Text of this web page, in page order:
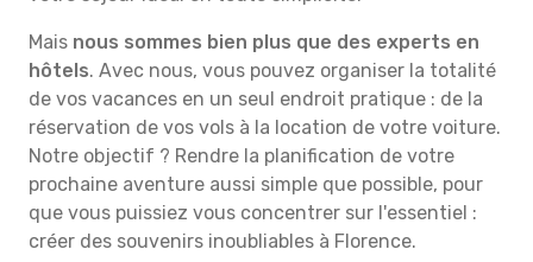
Mais nous sommes bien plus que des experts en
hôtels. Avec nous, vous pouvez organiser la totalité
de vos vacances en un seul endroit pratique : de la
réservation de vos vols à la location de votre voiture.
Notre objectif ? Rendre la planification de votre
prochaine aventure aussi simple que possible, pour
que vous puissiez vous concentrer sur l'essentiel :
créer des souvenirs inoubliables à Florence.